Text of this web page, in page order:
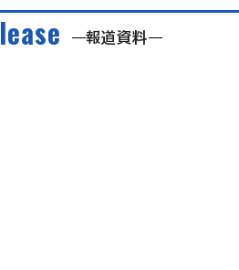
報道資料